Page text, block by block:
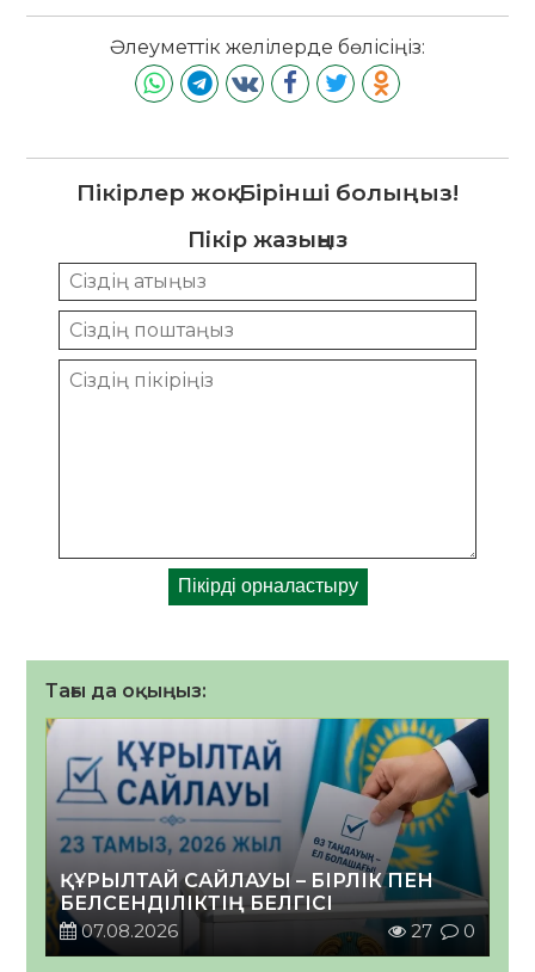
Әлеуметтік желілерде бөлісіңіз:
Пікірлер жоқ. Бірінші болыңыз!
Пікір жазыңыз
Тағы да оқыңыз:
ҚҰРЫЛТАЙ САЙЛАУЫ – БІРЛІК ПЕН
БЕЛСЕНДІЛІКТІҢ БЕЛГІСІ
07.08.2026
27 0